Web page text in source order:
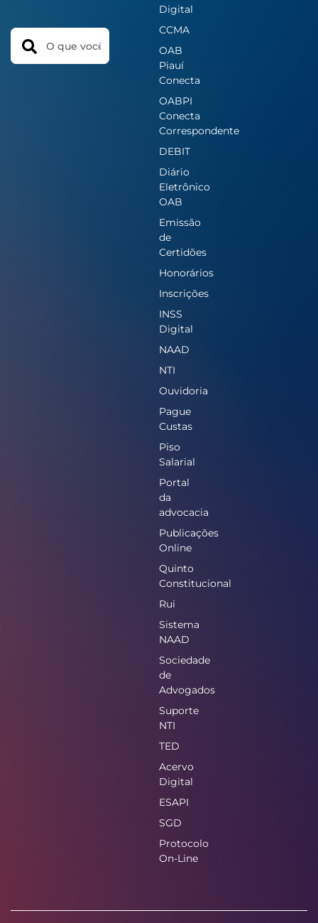
Search
Digital
CCMA
OAB
Piauí
Conecta
OABPI
Conecta
Correspondente
DEBIT
Diário
Eletrônico
OAB
Emissão
de
Certidões
Honorários
Inscrições
INSS
Digital
NAAD
NTI
Ouvidoria
Pague
Custas
Piso
Salarial
Portal
da
advocacia
Publicações
Online
Quinto
Constitucional
Rui
Sistema
NAAD
Sociedade
de
Advogados
Suporte
NTI
TED
Acervo
Digital
ESAPI
SGD
Protocolo
On-Line